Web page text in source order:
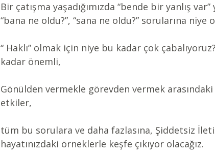
Bir çatışma yaşadığımızda “bende bir yanlış
“bana ne oldu?”, “sana ne oldu?” sorularına niye
“ Haklı” olmak için niye bu kadar çok
kadar önemli,
Gönülden vermekle görevden vermek
etkiler,
tüm bu sorulara ve daha fazlasına, Şiddetsiz
hayatınızdaki örneklerle keşfe çıkıyor olacağız.